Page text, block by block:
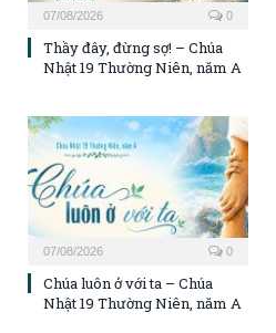
07/08/2026 0
Thầy đây, đừng sợ! – Chúa
Nhật 19 Thường Niên, năm A
07/08/2026 0
Chúa luôn ở với ta – Chúa
Nhật 19 Thường Niên, năm A